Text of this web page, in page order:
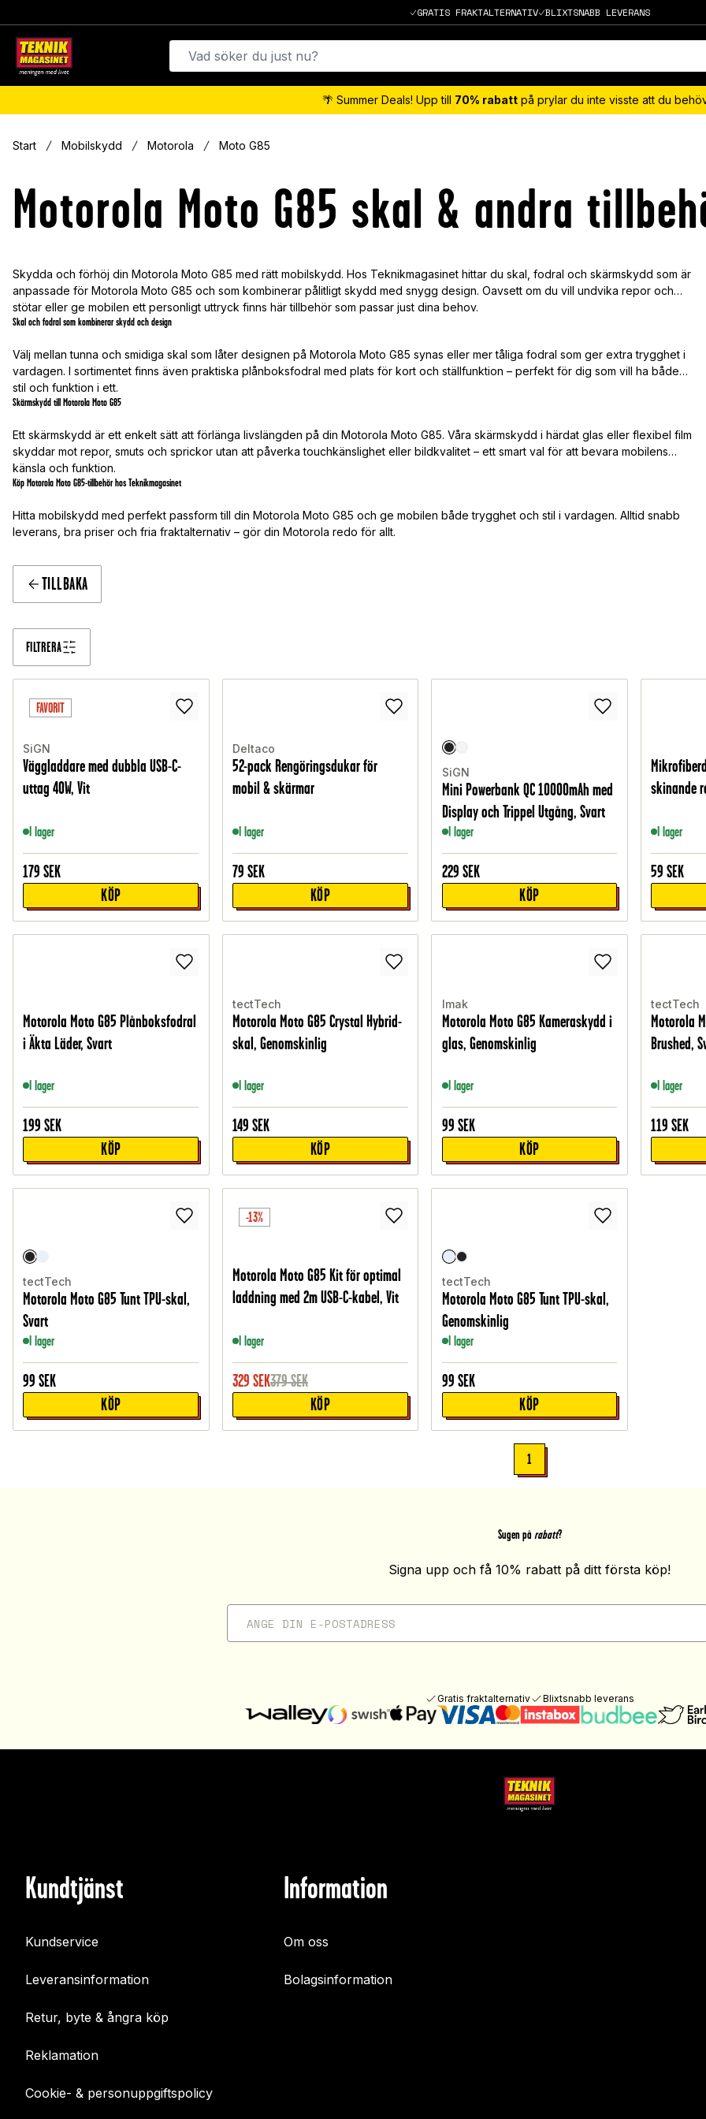
GRATIS FRAKTALTERNATIV BLIXTSNABB LEVERANS
🌴 Summer Deals! Upp till 70% rabatt på prylar du inte visste att du
Start Mobilskydd Motorola Moto G85
Motorola Moto G85 skal & andra
Skydda och förhöj din Motorola Moto G85 med rätt mobilskydd. Hos Teknikmagasinet hittar du skal, fodral och skärmskydd som är
anpassade för Motorola Moto G85 och som kombinerar pålitligt skydd med snygg design. Oavsett om du vill undvika repor och
stötar eller ge mobilen ett personligt uttryck finns här tillbehör som passar just dina behov.
Skal och fodral som kombinerar skydd och design
Välj mellan tunna och smidiga skal som låter designen på Motorola Moto G85 synas eller mer tåliga fodral som ger extra trygghet i
vardagen. I sortimentet finns även praktiska plånboksfodral med plats för kort och ställfunktion – perfekt för dig som vill ha både
stil och funktion i ett.
Skärmskydd till Motorola Moto G85
Ett skärmskydd är ett enkelt sätt att förlänga livslängden på din Motorola Moto G85. Våra skärmskydd i härdat glas eller flexibel film
skyddar mot repor, smuts och sprickor utan att påverka touchkänslighet eller bildkvalitet – ett smart val för att bevara mobilens
känsla och funktion.
Köp Motorola Moto G85-tillbehör hos Teknikmagasinet
Hitta mobilskydd med perfekt passform till din Motorola Moto G85 och ge mobilen både trygghet och stil i vardagen. Alltid snabb
leverans, bra priser och fria fraktalternativ – gör din Motorola redo för allt.
TILLBAKA
FILTRERA
FAVORIT
SiGN
Väggladdare med dubbla USB-C-
uttag 40W, Vit
I lager
179 SEK
KÖP
Deltaco
52-pack Rengöringsdukar för
mobil & skärmar
I lager
79 SEK
KÖP
SiGN
Mini Powerbank QC 10000mAh med
Display och Trippel Utgång, Svart
I lager
229 SEK
KÖP
skinande
I lager
59 SEK
Motorola Moto G85 Plånboksfodral
i Äkta Läder, Svart
I lager
199 SEK
KÖP
tectTech
Motorola Moto G85 Crystal Hybrid-
skal, Genomskinlig
I lager
149 SEK
KÖP
Imak
Motorola Moto G85 Kameraskydd i
glas, Genomskinlig
I lager
99 SEK
KÖP
tectTech
Motorola
Brushed,
I lager
119 SEK
tectTech
Motorola Moto G85 Tunt TPU-skal,
Svart
I lager
99 SEK
KÖP
-13%
Motorola Moto G85 Kit för optimal
laddning med 2m USB-C-kabel, Vit
I lager
329 SEK379SEK
KÖP
tectTech
Motorola Moto G85 Tunt TPU-skal,
Genomskinlig
I lager
99 SEK
KÖP
1
Sugen på rabatt?
Signa upp och få 10% rabatt på ditt första köp!
Gratis fraktalternativ Blixtsnabb leverans
Kundtjänst
Kundservice
Leveransinformation
Retur, byte & ångra köp
Reklamation
Cookie- & personuppgiftspolicy
Information
Om oss
Bolagsinformation